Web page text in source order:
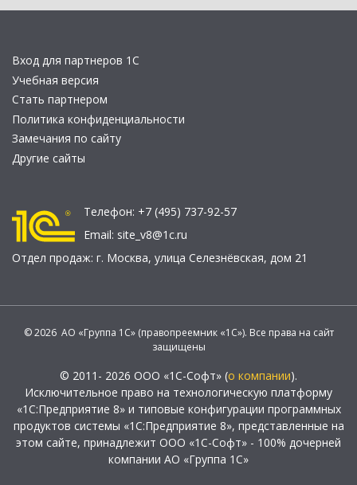
Вход для партнеров 1С
Учебная версия
Стать партнером
Политика конфиденциальности
Замечания по сайту
Другие сайты
Телефон: +7 (495) 737-92-57
Email: site_v8@1c.ru
Отдел продаж: г. Москва, улица Селезнёвская, дом 21
© 2026 АО «Группа 1С» (правопреемник «1С»). Все права на сайт
защищены
© 2011- 2026 ООО «1С-Софт» (о компании).
Исключительное право на технологическую платформу
«1С:Предприятие 8» и типовые конфигурации программных
продуктов системы «1С:Предприятие 8», представленные на
этом сайте, принадлежит ООО «1С-Софт» - 100% дочерней
компании АО «Группа 1С»